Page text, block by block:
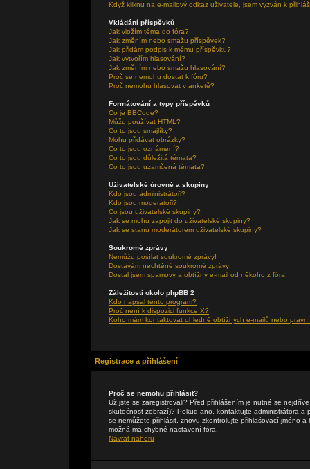
Když kliknu na e-mailový odkaz uživatele, jsem vyzván k
Vkládání příspěvků
Jak vložím téma do fóra?
Jak změním nebo smažu příspěvek?
Jak přidám podpis k mému příspěvku?
Jak vytvořím hlasování?
Jak změním nebo smažu hlasování?
Proč se nemohu dostat k fóru?
Proč nemohu hlasovat v anketě?
Formátování a typy příspěvků
Co je BBCode?
Můžu používat HTML?
Co to jsou smajlíky?
Mohu přidávat obrázky?
Co to jsou oznámení?
Co to jsou důležitá témata?
Co to jsou uzamčená témata?
Uživatelské úrovně a skupiny
Kdo jsou administrátoři?
Kdo jsou moderátoři?
Co jsou uživatelské skupiny?
Jak se mohu zapojit do uživatelské skupiny?
Jak se stanu moderátorem uživatelské skupiny?
Soukromé zprávy
Nemůžu posílat soukromé zprávy!
Dostávám nechtěné soukromé zprávy!
Dostal jsem spamový a obtížný e-mail od někoho z fóra!
Záležitosti okolo phpBB 2
Kdo napsal tento program?
Proč není k dispozici funkce X?
Koho mám kontaktovat ohledně obtížných e-mailů nebo
Registrace a přihlášení
Proč se nemohu přihlásit?
Už jste se zaregistrovali? Před přihlášením je nutné se
skutečnost zobrazí)? Pokud ano, kontaktujte administrátora
se nemůžete přihlásit, znovu zkontrolujte přihlašovací jméno
možná má chybné nastavení fóra.
Návrat nahoru